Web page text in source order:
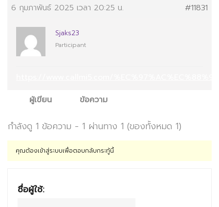
6 กุมภาพันธ์ 2025 เวลา 20:25 น. #11831
Sjaks23
Participant
ผู้เขียน
ข้อความ
กำลังดู 1 ข้อความ - 1 ผ่านทาง 1 (ของทั้งหมด 1)
คุณต้องเข้าสู่ระบบเพื่อตอบกลับกระทู้นี้
ชื่อผู้ใช้: